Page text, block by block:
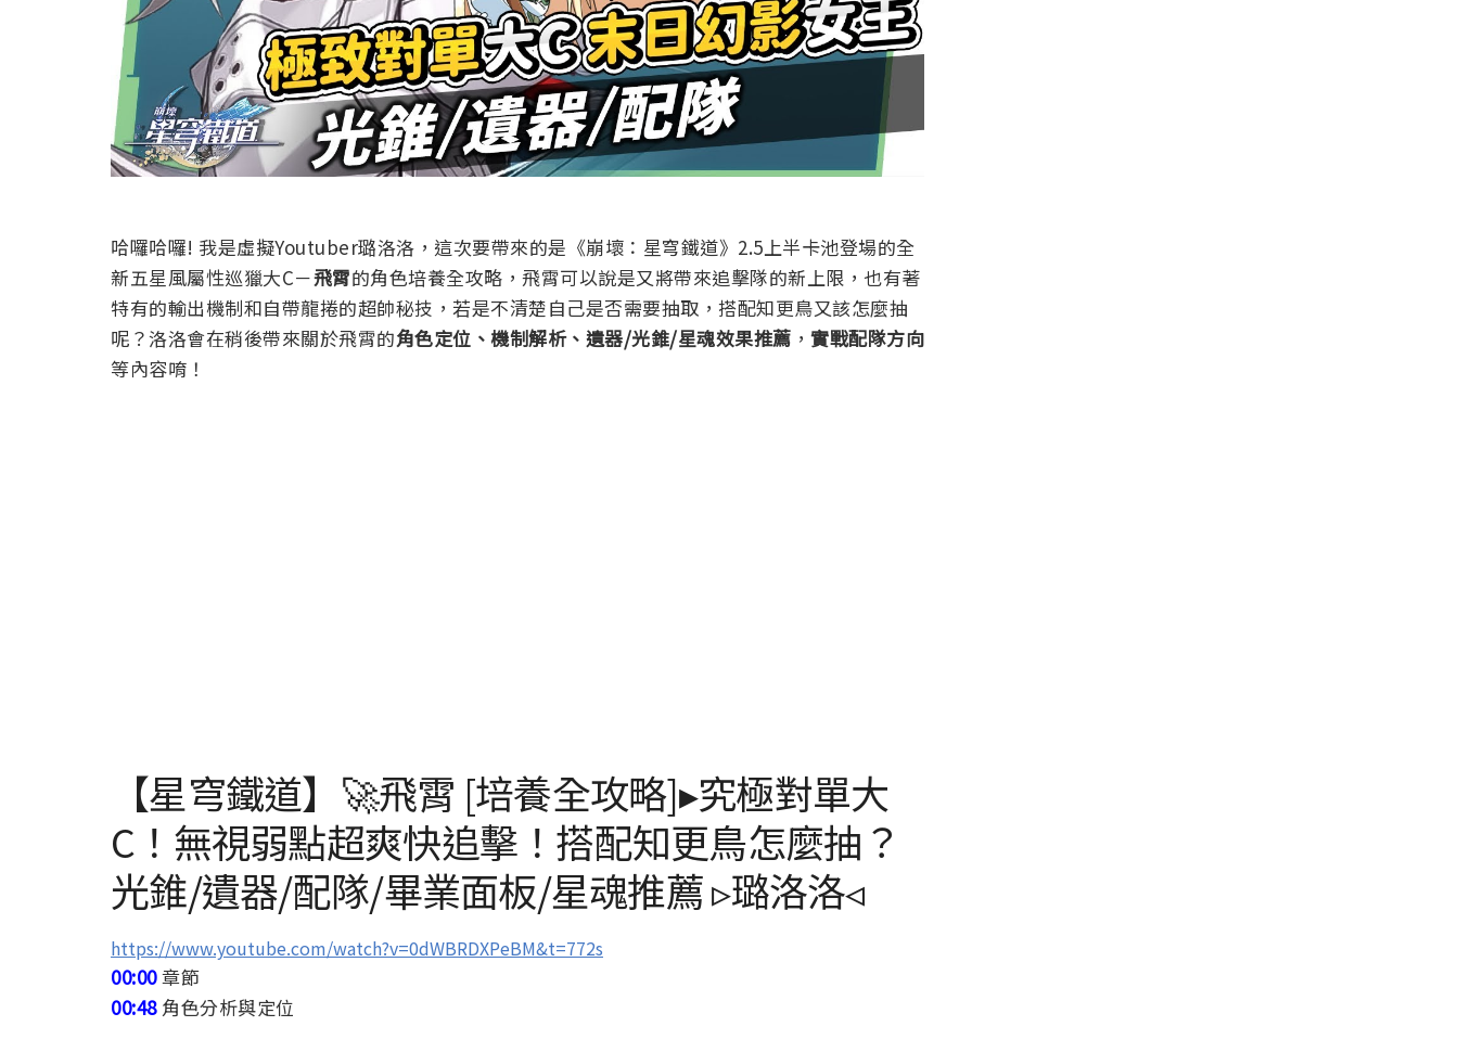
哈囉哈囉! 我是虛擬Youtuber璐洛洛，這次要帶來的是《崩壞：星穹鐵道》2.5上半卡池登場的全
新五星風屬性巡獵大C－飛霄的角色培養全攻略，飛霄可以說是又將帶來追擊隊的新上限，也有著
特有的輸出機制和自帶龍捲的超帥秘技，若是不清楚自己是否需要抽取，搭配知更鳥又該怎麼抽
呢？洛洛會在稍後帶來關於飛霄的角色定位、機制解析、遺器/光錐/星魂效果推薦 ， 實戰配隊方向
等內容唷！
【星穹鐵道】🚀飛霄 [培養全攻略]▸究極對單大
C！無視弱點超爽快追擊！搭配知更鳥怎麼抽？
光錐/遺器/配隊/畢業面板/星魂推薦 ▹璐洛洛◃
https://www.youtube.com/watch?v=0dWBRDXPeBM&t=772s
00:00章節
00:48 角色分析與定位